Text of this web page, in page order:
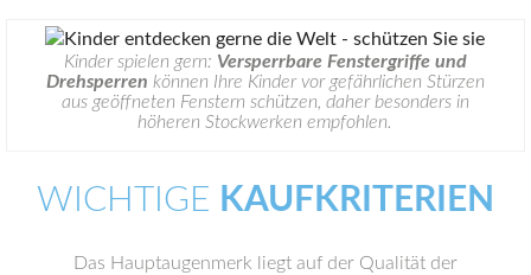
Kinder spielen gern: Versperrbare Fenstergriffe und
Drehsperren können Ihre Kinder vor gefährlichen Stürzen
aus geöffneten Fenstern schützen, daher besonders in
höheren Stockwerken empfohlen.
WICHTIGE KAUFKRITERIEN
Das Hauptaugenmerk liegt auf der Qualität der